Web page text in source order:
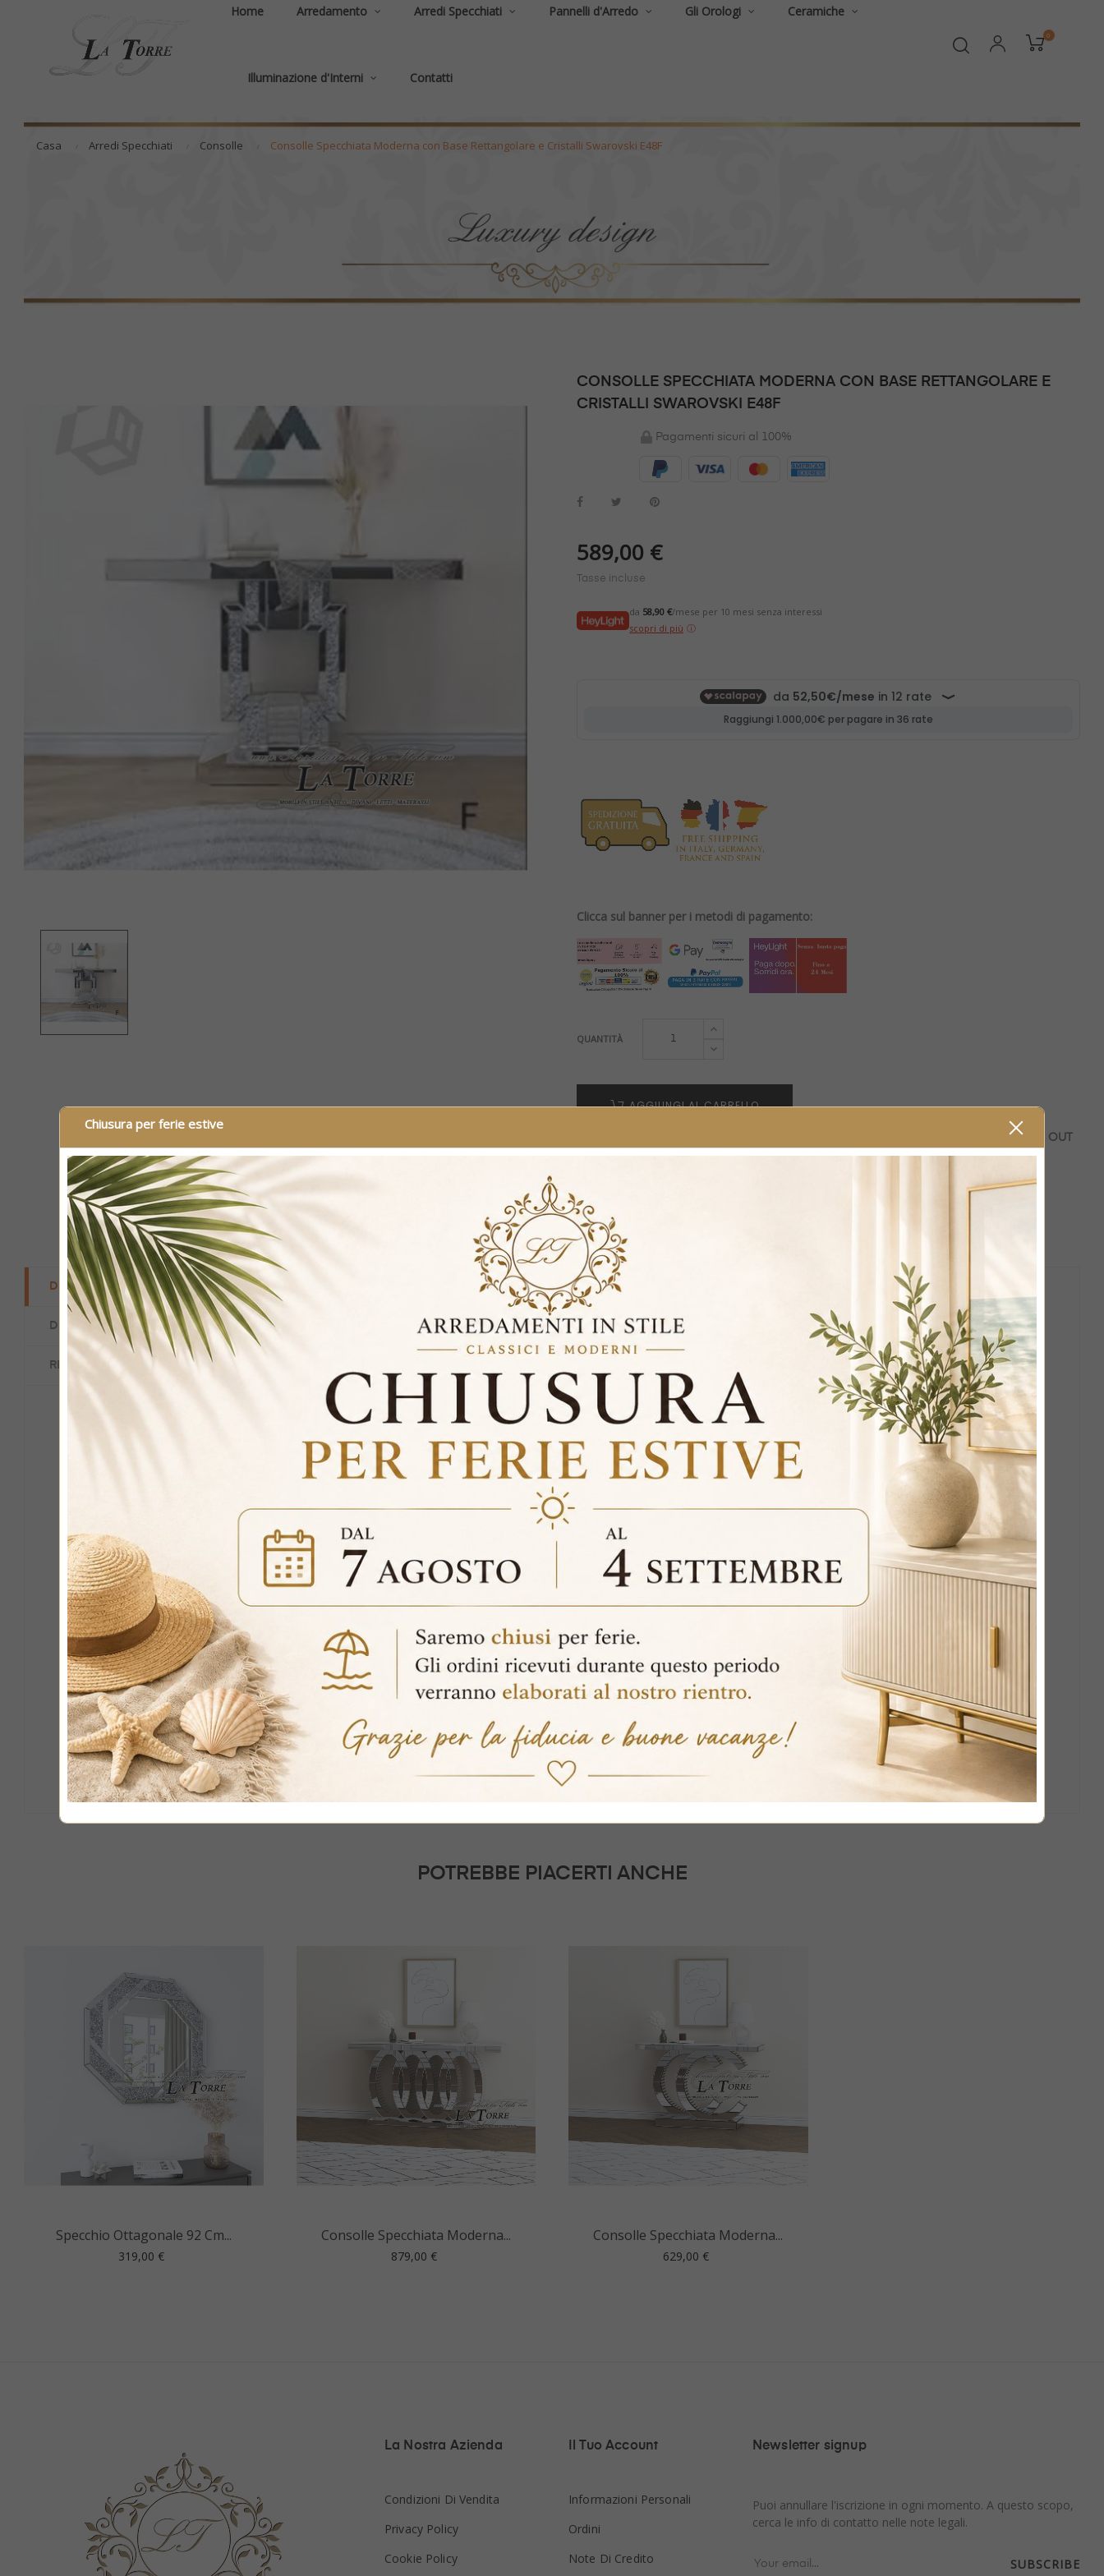
Chiusura per ferie estive
Home Arredamento Arredi Specchiati Pannelli d'Arredo Gli Orologi Ceramiche
Illuminazione d'Interni Contatti
0
Casa Arredi Specchiati Consolle Consolle Specchiata Moderna con Base Rettangolare e Cristalli Swarovski E48F
CONSOLLE SPECCHIATA MODERNA CON BASE RETTANGOLARE E
CRISTALLI SWAROVSKI E48F
Pagamenti sicuri al 100%
589,00 €
Tasse incluse
da 58,90 €/mese per 10 mesi senza interessi
scopri di più
Clicca sul banner per i metodi di pagamento:
QUANTITÀ
AGGIUNGI AL CARRELLO
O UTILIZZA UNO DEI TANTI METODI DI PAGAMENTO CHE TROVI IN FASE DI CHECK OUT
DISPONIBILE
DESCRIZIONE
DETTAGLI DEL PRODOTTO
RECENSIONI
Rendi unico il tuo ingresso o soggiorno con questa consolle specchiata moderna
raffinati dettagli Swarovski incastonati
nella parte frontale.
La base rettangolare, dal design geometrico, combinastile contemporaneo
e stabilità, creando un complemento d’arredo elegante e
funzionale.
La superficie specchiata riflette la luce, donando ampiezza e luminosità agli spazi, mentre i cristalli Swarovski aggiungono un tocco dilusso e
raffinatezza.
Il piano d’appoggio è ideale per vasi, lampade, sculture e altri elementi decorativi, rendendo questa consolle perfetta sia per ingressi che per
zone living moderne.
SCHEDA TECNICA:
Colore:Argento Specchiato
Materiale:Specchio
Misure:Larghezza cm 120 - Profondita' cm 35 - Altezza cm 78
CODICE ARTICOLO:
L'OFFERTA COMPRENDE:1 Consolle (specchiera non inclusa nel prezzo)
POTREBBE PIACERTI ANCHE
Specchio Ottagonale 92 Cm...
Prezzo
319,00 €
Consolle Specchiata Moderna...
Prezzo
879,00 €
Consolle Specchiata Moderna...
Prezzo
629,00 €
La Nostra Azienda
Condizioni Di Vendita
Privacy Policy
Cookie Policy
Il Tuo Account
Informazioni Personali
Ordini
Note Di Credito
Newsletter signup
Puoi annullare l'iscrizione in ogni momento. A questo scopo,
cerca le info di contatto nelle note legali.
SUBSCRIBE